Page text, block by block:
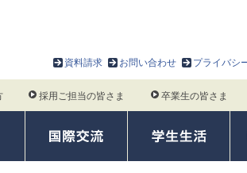
資料請求
お問い合わせ プライバシ
採用ご担当の皆さま 卒業生の皆さま